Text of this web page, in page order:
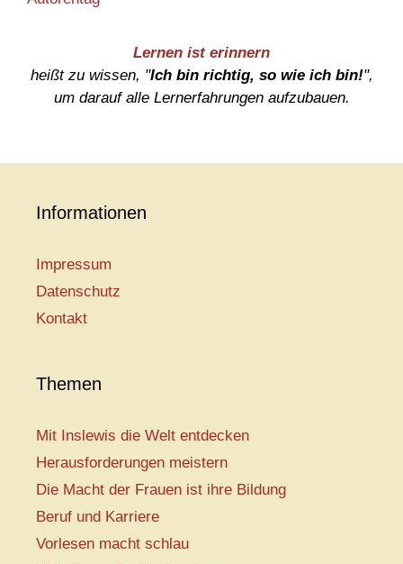
Lernen ist erinnern
heißt zu wissen, "Ich bin richtig, so wie ich bin!",
um darauf alle Lernerfahrungen aufzubauen.
Informationen
Impressum
Datenschutz
Kontakt
Themen
Mit Inslewis die Welt entdecken
Herausforderungen meistern
Die Macht der Frauen ist ihre Bildung
Beruf und Karriere
Vorlesen macht schlau